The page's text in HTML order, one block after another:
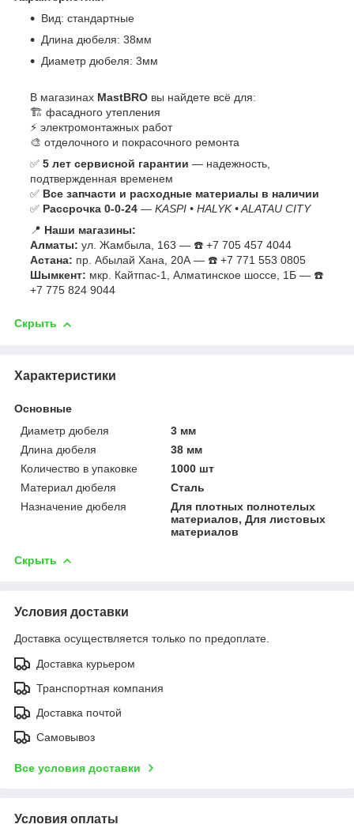
Вид: стандартные
Длина дюбеля: 38мм
Диаметр дюбеля: 3мм
В магазинах MastBRO вы найдете всё для:
🏗️ фасадного утепления
⚡ электромонтажных работ
🎨 отделочного и покрасочного ремонта
✅ 5 лет сервисной гарантии — надежность,
подтвержденная временем
✅ Все запчасти и расходные материалы в наличии
✅ Рассрочка 0-0-24 — KASPI • HALYK • ALATAU CITY
📍 Наши магазины:
Алматы: ул. Жамбыла, 163 — ☎️ +7 705 457 4044
Астана: пр. Абылай Хана, 20А — ☎️ +7 771 553 0805
Шымкент: мкр. Кайтпас-1, Алматинское шоссе, 1Б — ☎️
+7 775 824 9044
Скрыть
Характеристики
Основные
Диаметр дюбеля
3 мм
Длина дюбеля
38 мм
Количество в упаковке
1000 шт
Материал дюбеля
Сталь
Назначение дюбеля
Для плотных полнотелых
материалов, Для листовых
материалов
Скрыть
Условия доставки
Доставка осуществляется только по предоплате.
Доставка курьером
Транспортная компания
Доставка почтой
Самовывоз
Все условия доставки
Условия оплаты